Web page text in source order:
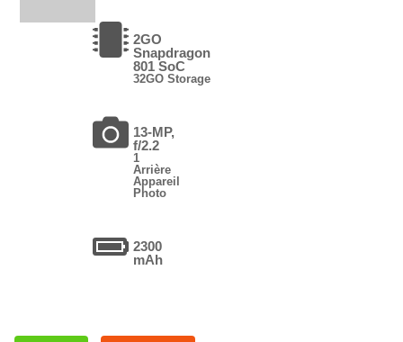
2GO
Snapdragon
801 SoC
32GO Storage
13-MP,
f/2.2
1
Arrière
Appareil
Photo
2300
mAh